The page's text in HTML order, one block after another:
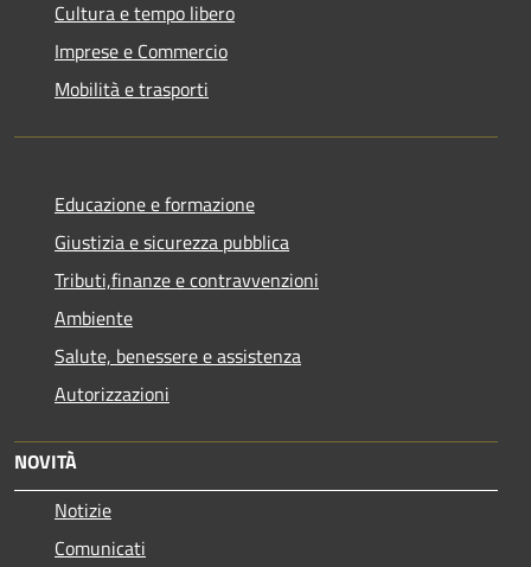
Cultura e tempo libero
Imprese e Commercio
Mobilità e trasporti
Educazione e formazione
Giustizia e sicurezza pubblica
Tributi,finanze e contravvenzioni
Ambiente
Salute, benessere e assistenza
Autorizzazioni
NOVITÀ
Notizie
Comunicati